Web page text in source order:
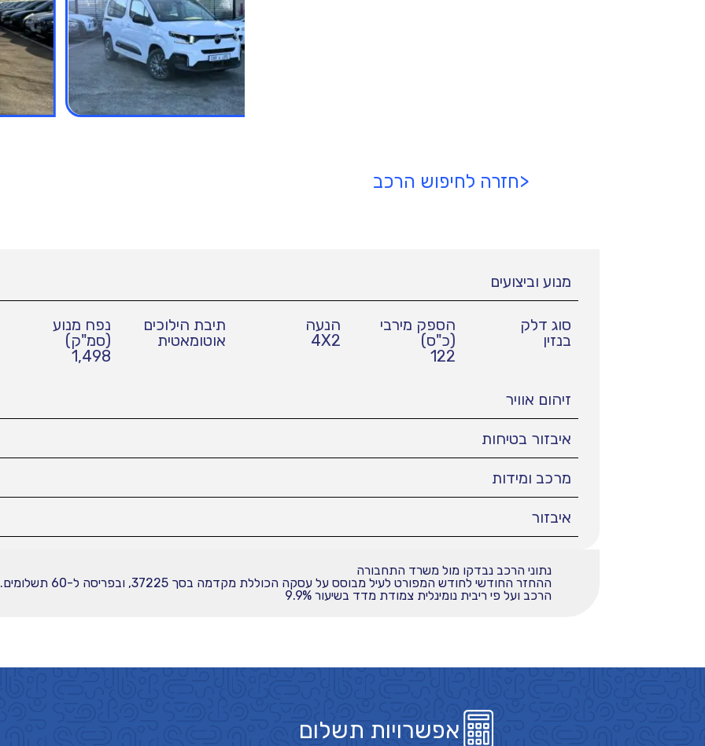
<חזרה לחיפוש הרכב
מנוע וביצועים
סוג דלק
בנזין
הספק מירבי
(כ"ס)
122
הנעה
4X2
תיבת הילוכים
אוטומאטית
נפח מנוע
(סמ"ק)
1,498
זיהום אוויר
איבזור בטיחות
מרכב ומידות
איבזור
נתוני הרכב נבדקו מול משרד התחבורה
הרכב ועל פי ריבית נומינלית צמודת מדד בשיעור 9.9%
אפשרויות תשלום